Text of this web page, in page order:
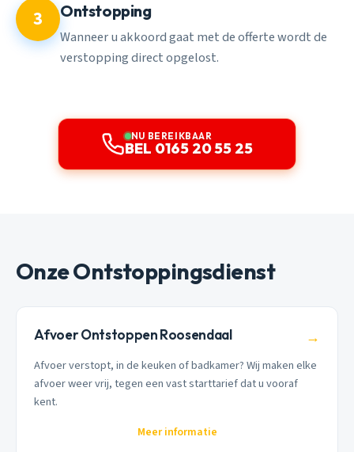
3 Ontstopping
Wanneer u akkoord gaat met de offerte wordt de
verstopping direct opgelost.
NU BEREIKBAAR
BEL 0165 20 55 25
Onze Ontstoppingsdienst
Afvoer Ontstoppen Roosendaal →
Afvoer verstopt, in de keuken of badkamer? Wij maken elke
afvoer weer vrij, tegen een vast starttarief dat u vooraf
kent.
Meer informatie